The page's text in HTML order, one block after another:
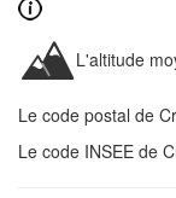
L'altitude
Le code postal de
Le code INSEE de